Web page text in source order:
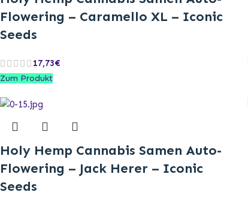
Flowering – Caramello XL – Iconic
Seeds
17,73€
Zum Produkt
Holy Hemp Cannabis Samen Auto-
Flowering – Jack Herer – Iconic
Seeds